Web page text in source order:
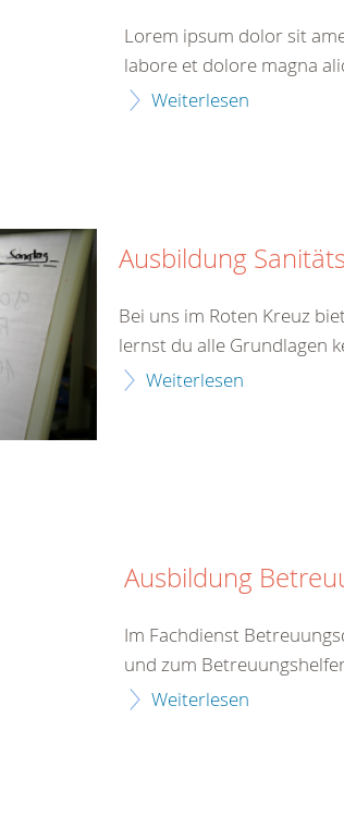
Lorem ipsum dolor sit
labore et dolore magna
Weiterlesen
Ausbildung
Bei uns im Roten Kreuz
lernst du alle Grundlagen
Weiterlesen
Ausbildung
Im Fachdienst
und zum
Weiterlesen